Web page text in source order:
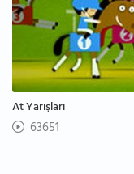
At Yarışları
63651